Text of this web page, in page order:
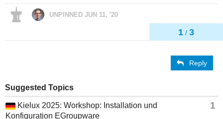
1 / 3
UNPINNEDJUN 11, '20
Reply
Suggested Topics
Kielux 2025: Workshop: Installation und
Konfiguration EGroupware
1